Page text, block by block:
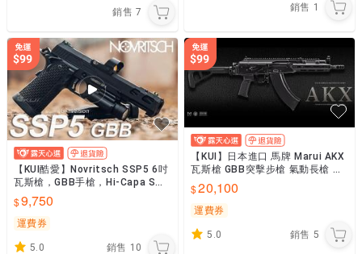
銷售 7 銷售 1
【KUI酷愛】Novritsch SSP5 6吋
瓦斯槍，GBB手槍，Hi-Capa SQB
鋼扳機內紅點瞄具~47752
9,750
運費券
5.0 銷售 10
【KUI】日本進口 馬牌 Marui AKX
瓦斯槍 GBB突擊步槍 氣動長槍 折
疊槍托 M-lok護木~47909
20,100
運費券
5.0 銷售 5